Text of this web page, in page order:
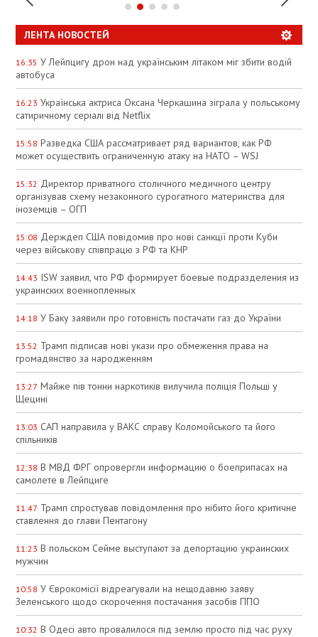
ЛЕНТА НОВОСТЕЙ
16:35 У Лейпцигу дрон над українським літаком міг збити водій
автобуса
16:23 Українська актриса Оксана Черкашина зіграла у польському
сатиричному серіалі від Netflix
15:58 Разведка США рассматривает ряд вариантов, как РФ
может осуществить ограниченную атаку на НАТО – WSJ
15:32 Директор приватного столичного медичного центру
організував схему незаконного сурогатного материнства для
іноземців – ОГП
15:08 Держдеп США повідомив про нові санкції проти Куби
через військову співпрацю з РФ та КНР
14:43 ISW заявил, что РФ формирует боевые подразделения из
украинских военнопленных
14:18 У Баку заявили про готовність постачати газ до України
13:52 Трамп підписав нові укази про обмеження права на
громадянство за народженням
13:27 Майже пів тонни наркотиків вилучила поліція Польщі у
Щецині
13:03 САП направила у ВАКС справу Коломойського та його
спільників
12:38 В МВД ФРГ опровергли информацию о боеприпасах на
самолете в Лейпциге
11:47 Трамп спростував повідомлення про нібито його критичне
ставлення до глави Пентагону
11:23 В польском Сейме выступают за депортацию украинских
мужчин
10:58 У Єврокомісії відреагували на нещодавню заяву
Зеленського щодо скорочення постачання засобів ППО
10:32 В Одесі авто провалилося під землю просто під час руху